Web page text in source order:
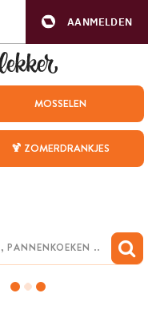
AANMELDEN
MOSSELEN
🍹 ZOMERDRANKJES